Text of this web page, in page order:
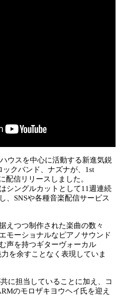
ウスを中心に活動する新進気鋭
クバンド、ナズナが、1st
配信リリースしました。
シングルカットとして11週連続
、SNSや各種音楽配信サービス
えつつ制作された楽曲の数々
モーショナルなピアノサウンド
声を持つギターヴォーカル
を余すことなく表現していま
に担当していることに加え、コ
のモロザキヨウヘイ氏を迎え